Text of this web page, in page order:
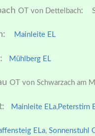
OT von Dettelbach:
Mainleite EL
Mühlberg EL
OT von Schwarzach am
Mainleite ELa,Peterstirn
ELa, Sonnenstuhl